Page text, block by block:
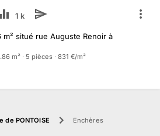
1 k
situé rue Auguste Renoir à
m² · 5 pièces · 831 €/m²
de PONTOISE Enchères